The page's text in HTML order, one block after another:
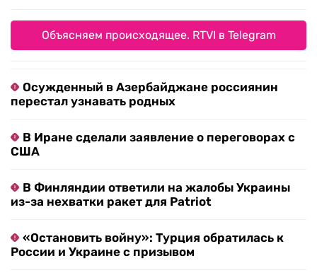
Объясняем происходящее. RTVI в Telegram
Осужденный в Азербайджане россиянин
перестал узнавать родных
В Иране сделали заявление о переговорах с
США
В Финляндии ответили на жалобы Украины
из-за нехватки ракет для Patriot
«Остановить войну»: Турция обратилась к
России и Украине с призывом